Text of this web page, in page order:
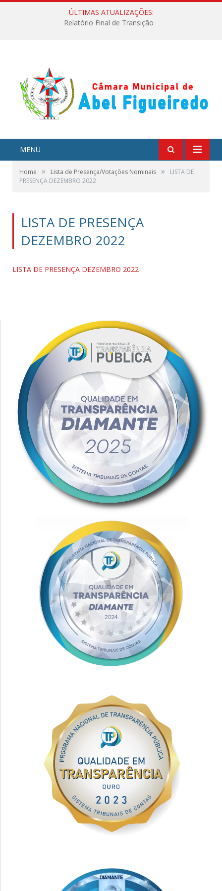
ÚLTIMAS ATUALIZAÇÕES:
Relatório Final de Transição
MENU
Home » Lista de Presença/Votações Nominais »
LISTA DE
PRESENÇA DEZEMBRO 2022
LISTA DE PRESENÇA
DEZEMBRO 2022
LISTA DE PRESENÇA DEZEMBRO 2022